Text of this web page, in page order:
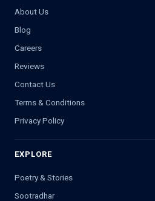
About Us
Blog
Careers
Reviews
Contact Us
Terms & Conditions
Privacy Policy
EXPLORE
Poetry & Stories
Sootradhar